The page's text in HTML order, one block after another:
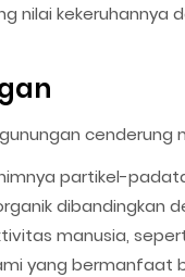
nilai
cenderung
partikel-
dibandingkan
manusia,
yang bermanfaat